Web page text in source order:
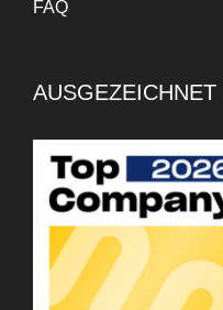
FAQ
AUSGEZEICHNET